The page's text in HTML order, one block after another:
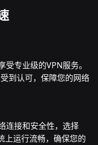
专业级的VPN服务。
到认可，保障您的网络
连接和安全性，选择
上运行流畅，确保您的